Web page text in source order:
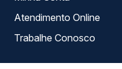
Atendimento Online
Trabalhe Conosco